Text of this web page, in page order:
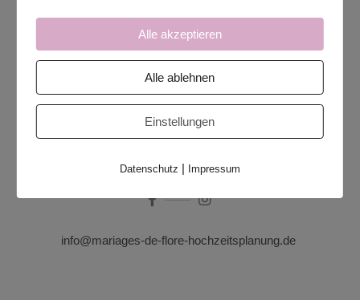
folge oder schreibe mir
info@mariages-de-flore-hochzeitsplanung.de
Alle akzeptieren
Alle ablehnen
Einstellungen
Datenschutz | Impressum